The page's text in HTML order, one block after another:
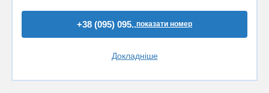
+38 (095) 095..показати номер
Докладніше